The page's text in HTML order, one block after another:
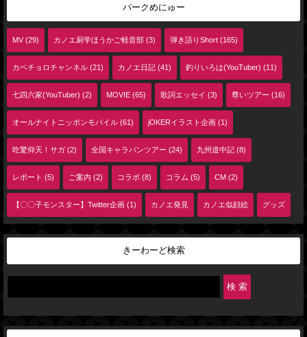
パークめにゅー
MV (29) カノエ厨学ほうかご軽音部 (3) 弾き語りShort (165)
カベチョロチャンネル (21) カノエ日記 (41) 釣りいろは(YouTuber) (11)
七四六家(YouTuber) (2) MOVIE (65) 歌詞エッセイ (3) 尊いツアー (16)
オールナイトニッポンモバイル (61) jOKERイラスト企画 (1)
吃驚仰天！サガ (2) 全国キャラバンツアー (24) 九州道中記 (8)
レポート (5) ご案内 (2) コラボ (8) コラム (5) CM (2)
【〇〇子モンスター】Twitter企画 (1) カノエ発見 カノエ似顔絵 グッズ
きーわーど検索